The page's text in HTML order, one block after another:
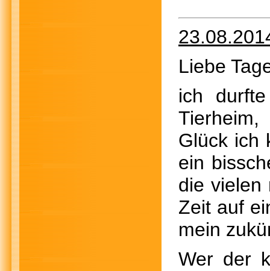
Liebe
ich
Glück ich
ein
die vielen
Zeit auf
mein
Wer der